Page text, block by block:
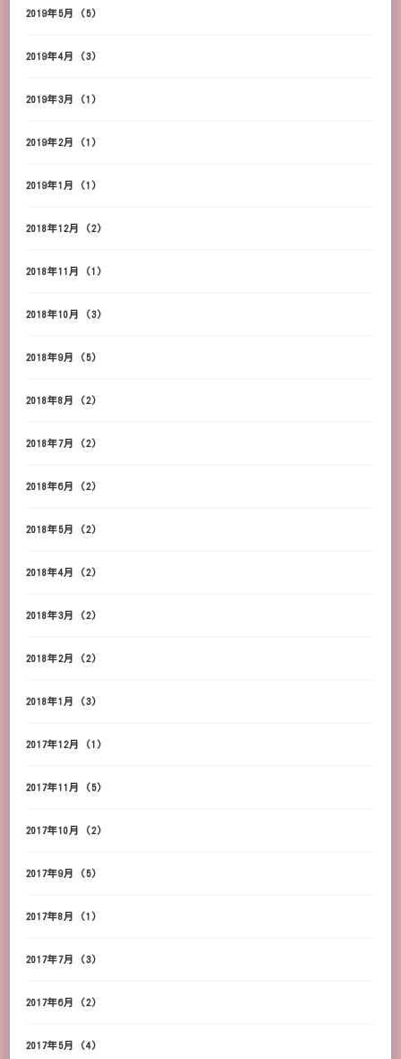
2019年5月 (5)
2019年4月 (3)
2019年3月 (1)
2019年2月 (1)
2019年1月 (1)
2018年12月 (2)
2018年11月 (1)
2018年10月 (3)
2018年9月 (5)
2018年8月 (2)
2018年7月 (2)
2018年6月 (2)
2018年5月 (2)
2018年4月 (2)
2018年3月 (2)
2018年2月 (2)
2018年1月 (3)
2017年12月 (1)
2017年11月 (5)
2017年10月 (2)
2017年9月 (5)
2017年8月 (1)
2017年7月 (3)
2017年6月 (2)
2017年5月 (4)